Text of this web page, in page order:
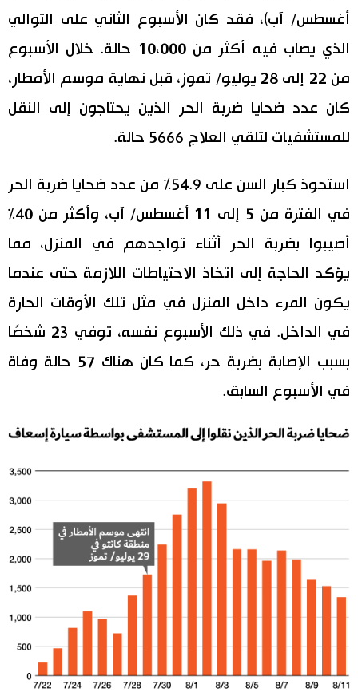
إعلان
أغسطس/ آب)، فقد كان الأسبوع الثاني على التوالي
الذي يصاب فيه أكثر من 10،000 حالة. خلال الأسبوع
من 22 إلى 28 يوليو/ تموز، قبل نهاية موسم الأمطار،
كان عدد ضحايا ضربة الحر الذين يحتاجون إلى النقل
للمستشفيات لتلقي العلاج 5666 حالة.
استحوذ كبار السن على 54.9% من عدد ضحايا ضربة الحر
في الفترة من 5 إلى 11 أغسطس/ آب، وأكثر من 40%
أصيبوا بضربة الحر أثناء تواجدهم في المنزل، مما
يؤكد الحاجة إلى اتخاذ الاحتياطات اللازمة حتى عندما
يكون المرء داخل المنزل في مثل تلك الأوقات الحارة
في الداخل. في ذلك الأسبوع نفسه، توفي 23 شخصًا
بسبب الإصابة بضربة حر، كما كان هناك 57 حالة وفاة
في الأسبوع السابق.